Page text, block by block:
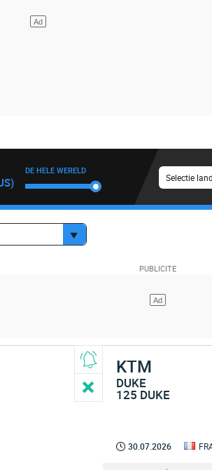
DE HELE WERELD
Selectie
KTM
DUKE
125 DUKE
30.07.2026